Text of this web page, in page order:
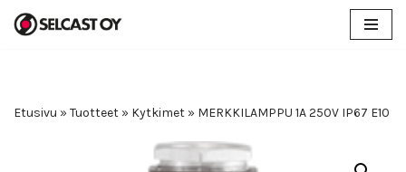
Etusivu » Tuotteet » Kytkimet » MERKKILAMPPU 1A 250V IP67 E10